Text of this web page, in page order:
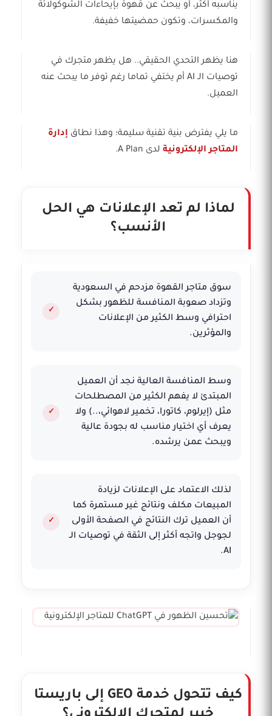
يناسبه أكثر، أو يبحث عن قهوة بإيحاءات الشوكولاتة
والمكسرات، وتكون حمضيتها خفيفة.
هنا يظهر التحدي الحقيقي.. هل يظهر متجرك في
توصيات الـ AI أم يختفي تماما رغم توفر ما يبحث عنه
العميل.
ما يلي يفترض بنية تقنية سليمة؛ وهذا نطاق إدارة
المتاجر الإلكترونية لدى A Plan.
لماذا لم تعد الإعلانات هي الحل
الأنسب؟
سوق متاجر القهوة مزدحم في السعودية
وتزداد صعوبة المنافسة للظهور بشكل
احترافي وسط الكثير من الإعلانات
والمؤثرين.
وسط المنافسة العالية نجد أن العميل
المبتدئ لا يفهم الكثير من المصطلحات
مثل (إيرلوم، كاتورا، تخمير لاهوائي،..) ولا
يعرف أي اختيار مناسب له بجودة عالية
ويبحث عمن يرشده.
لذلك الاعتماد على الإعلانات لزيادة
المبيعات مكلف ونتائج غير مستمرة كما
أن العميل ترك النتائج في الصفحة الأولى
لجوجل واتجه أكثر إلى الثقة في توصيات الـ
AI.
كيف تتحول خدمة GEO إلى باريستا